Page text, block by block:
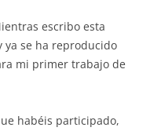
escribo esta
ya se ha reproducido
mi primer trabajo de
habéis participado,